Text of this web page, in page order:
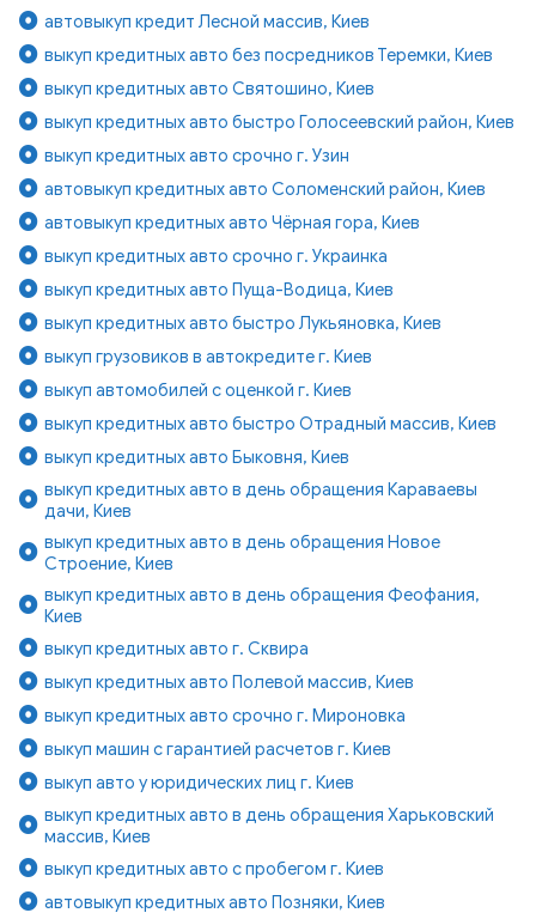
автовыкуп кредит Лесной массив, Киев
выкуп кредитных авто без посредников Теремки, Киев
выкуп кредитных авто Святошино, Киев
выкуп кредитных авто быстро Голосеевский район, Киев
выкуп кредитных авто срочно г. Узин
автовыкуп кредитных авто Соломенский район, Киев
автовыкуп кредитных авто Чёрная гора, Киев
выкуп кредитных авто срочно г. Украинка
выкуп кредитных авто Пуща-Водица, Киев
выкуп кредитных авто быстро Лукьяновка, Киев
выкуп грузовиков в автокредите г. Киев
выкуп автомобилей с оценкой г. Киев
выкуп кредитных авто быстро Отрадный массив, Киев
выкуп кредитных авто Быковня, Киев
выкуп кредитных авто в день обращения Караваевы
дачи, Киев
выкуп кредитных авто в день обращения Новое
Строение, Киев
выкуп кредитных авто в день обращения Феофания,
Киев
выкуп кредитных авто г. Сквира
выкуп кредитных авто Полевой массив, Киев
выкуп кредитных авто срочно г. Мироновка
выкуп машин с гарантией расчетов г. Киев
выкуп авто у юридических лиц г. Киев
выкуп кредитных авто в день обращения Харьковский
массив, Киев
выкуп кредитных авто с пробегом г. Киев
автовыкуп кредитных авто Позняки, Киев